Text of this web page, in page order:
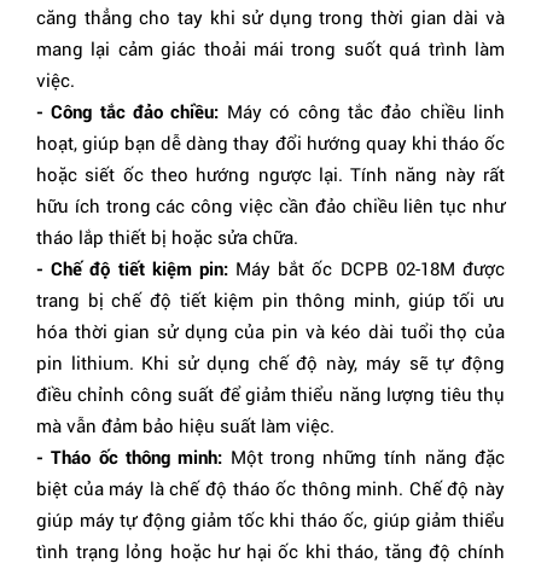
căng thẳng cho tay khi sử dụng trong thời gian dài và
mang lại cảm giác thoải mái trong suốt quá trình làm
việc.
- Công tắc đảo chiều: Máy có công tắc đảo chiều linh
hoạt, giúp bạn dễ dàng thay đổi hướng quay khi tháo ốc
hoặc siết ốc theo hướng ngược lại. Tính năng này rất
hữu ích trong các công việc cần đảo chiều liên tục như
tháo lắp thiết bị hoặc sửa chữa.
- Chế độ tiết kiệm pin:Máy bắt ốc DCPB 02-18M được
trang bị chế độ tiết kiệm pin thông minh, giúp tối ưu
hóa thời gian sử dụng của pin và kéo dài tuổi thọ của
pin lithium. Khi sử dụng chế độ này, máy sẽ tự động
điều chỉnh công suất để giảm thiểu năng lượng tiêu thụ
mà vẫn đảm bảo hiệu suất làm việc.
- Tháo ốc thông minh: Một trong những tính năng đặc
biệt của máy là chế độ tháo ốc thông minh. Chế độ này
giúp máy tự động giảm tốc khi tháo ốc, giúp giảm thiểu
tình trạng lỏng hoặc hư hại ốc khi tháo, tăng độ chính